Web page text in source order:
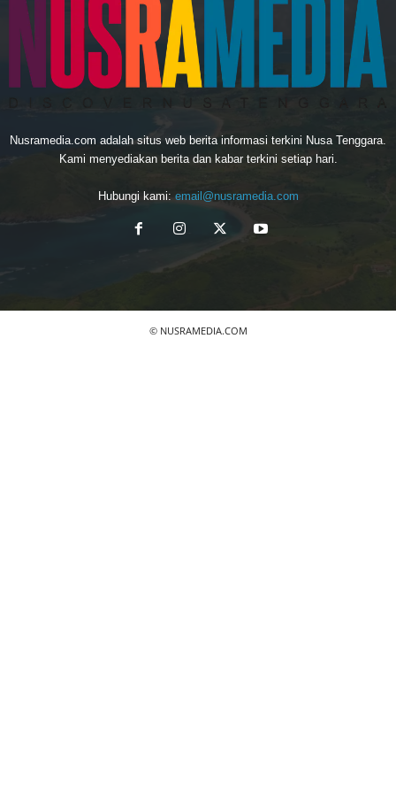
Nusramedia.com adalah situs web berita informasi terkini Nusa Tenggara.
Kami menyediakan berita dan kabar terkini setiap hari.
Hubungi kami: email@nusramedia.com
© NUSRAMEDIA.COM